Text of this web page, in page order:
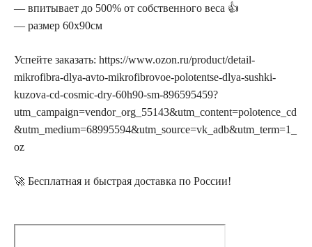
— впитывает до 500% от собственного веса 👍
— размер 60х90см
Успейте заказать: https://www.ozon.ru/product/detail-
mikrofibra-dlya-avto-mikrofibrovoe-polotentse-dlya-sushki-
kuzova-cd-cosmic-dry-60h90-sm-896595459?
utm_campaign=vendor_org_55143&utm_content=polotence_cd
&utm_medium=68995594&utm_source=vk_adb&utm_term=1_
oz
🚀 Бесплатная и быстрая доставка по России!